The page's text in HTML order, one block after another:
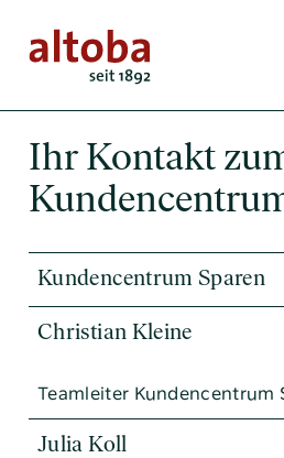
Ihr Kontakt
Kundencentrum Sparen
Christian Kleine
Teamleiter Kundencentrum
Julia Koll